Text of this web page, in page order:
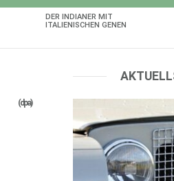
DER INDIANER MIT
ITALIENISCHEN GENEN
(dpa)